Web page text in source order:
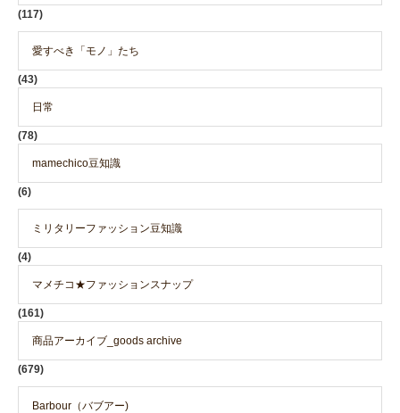
(117)
愛すべき「モノ」たち
(43)
日常
(78)
mamechico豆知識
(6)
ミリタリーファッション豆知識
(4)
マメチコ★ファッションスナップ
(161)
商品アーカイブ_goods archive
(679)
Barbour（バブアー)